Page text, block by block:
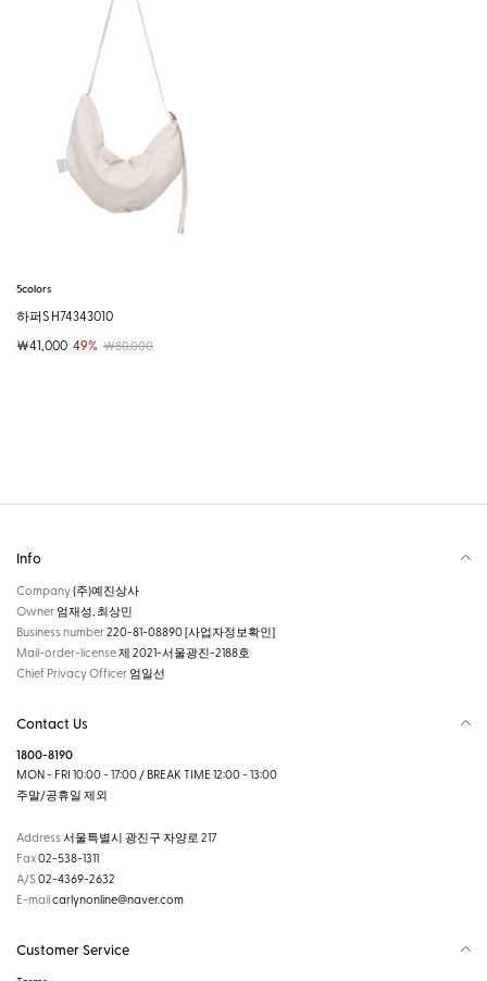
5colors
하퍼S H74343010
￦41,000 49% ￦80,000
Info
Company(주)예진상사
Owner 엄재성, 최상민
Business number220-81-08890[사업자정보확인]
Mail-order-license제 2021-서울광진-2188호
Chief Privacy Officer 엄일선
Contact Us
1800-8190
MON - FRI 10:00 - 17:00 / BREAK TIME 12:00 - 13:00
주말/공휴일 제외
Address서울특별시 광진구 자양로 217
Fax02-538-1311
A/S02-4369-2632
E-mailcarlynonline@naver.com
Customer Service